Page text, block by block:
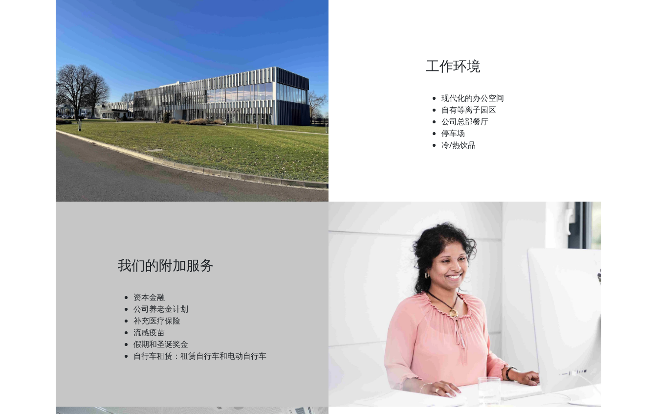
工作环境
现代化的办公空间
自有等离子园区
公司总部餐厅
停车场
冷/热饮品
我们的附加服务
资本金融
公司养老金计划
补充医疗保险
流感疫苗
假期和圣诞奖金
自行车租赁：租赁自行车和电动自行车